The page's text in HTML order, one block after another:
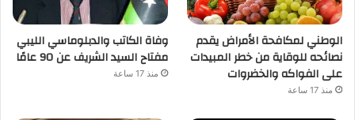
الوطني لمكافحة الأمراض يقدم
نصائحه للوقاية من خطر المبيدات
على الفواكه والخضروات
منذ 17 ساعة
وفاة الكاتب والدبلوماسي الليبي
مفتاح السيد الشريف عن 90 عامًا
منذ 17 ساعة